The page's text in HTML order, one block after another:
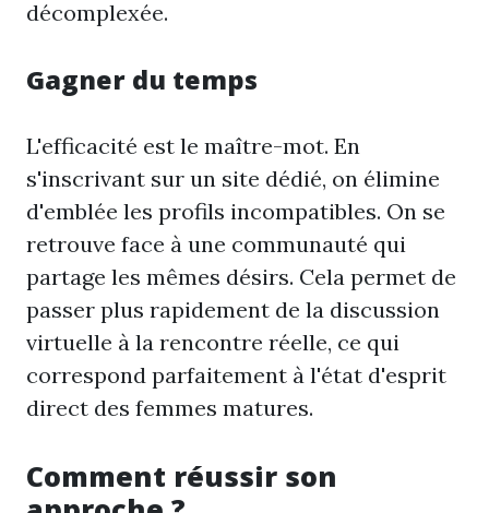
décomplexée.
Gagner du temps
L'efficacité est le maître-mot. En
s'inscrivant sur un site dédié, on élimine
d'emblée les profils incompatibles. On se
retrouve face à une communauté qui
partage les mêmes désirs. Cela permet de
passer plus rapidement de la discussion
virtuelle à la rencontre réelle, ce qui
correspond parfaitement à l'état d'esprit
direct des femmes matures.
Comment réussir son